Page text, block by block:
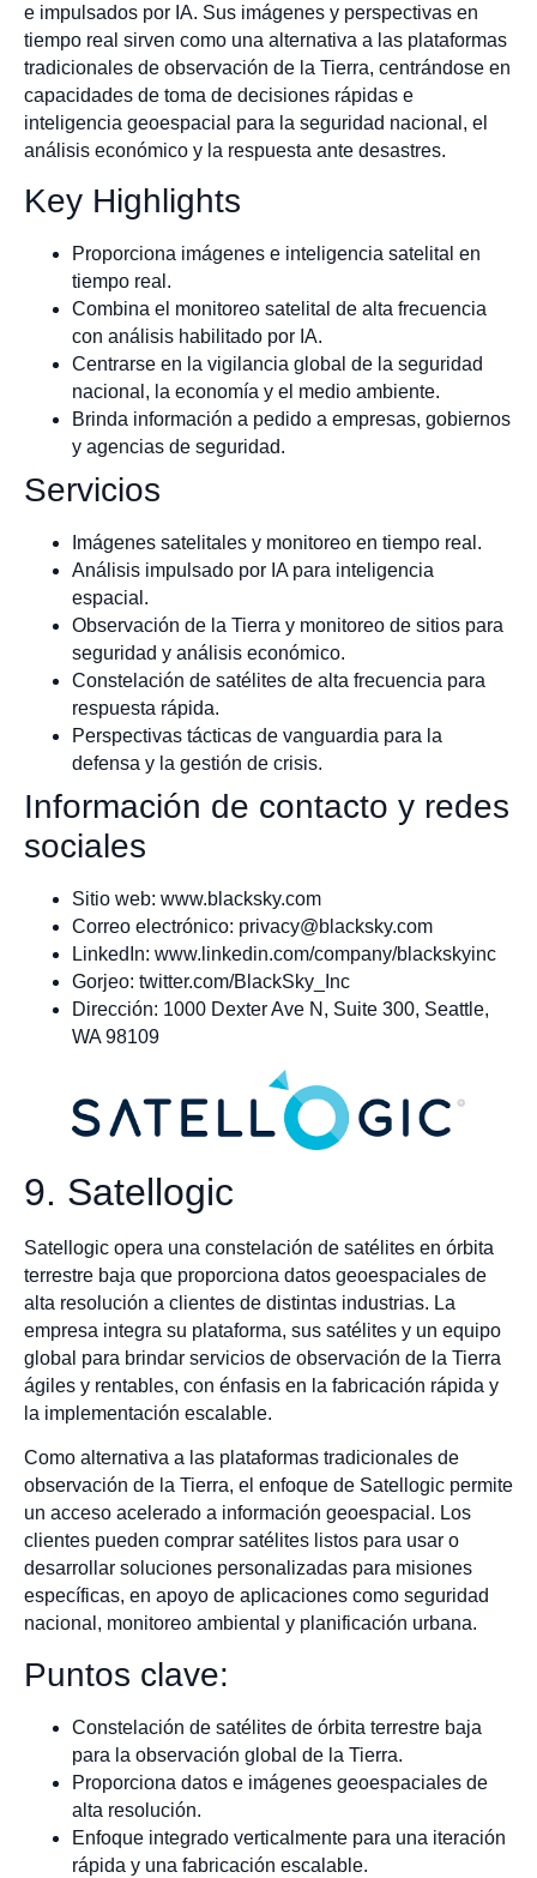
e impulsados por IA. Sus imágenes y perspectivas en
tiempo real sirven como una alternativa a las plataformas
tradicionales de observación de la Tierra, centrándose en
capacidades de toma de decisiones rápidas e
inteligencia geoespacial para la seguridad nacional, el
análisis económico y la respuesta ante desastres.
Key Highlights
Proporciona imágenes e inteligencia satelital en
tiempo real.
Combina el monitoreo satelital de alta frecuencia
con análisis habilitado por IA.
Centrarse en la vigilancia global de la seguridad
nacional, la economía y el medio ambiente.
Brinda información a pedido a empresas, gobiernos
y agencias de seguridad.
Servicios
Imágenes satelitales y monitoreo en tiempo real.
Análisis impulsado por IA para inteligencia
espacial.
Observación de la Tierra y monitoreo de sitios para
seguridad y análisis económico.
Constelación de satélites de alta frecuencia para
respuesta rápida.
Perspectivas tácticas de vanguardia para la
defensa y la gestión de crisis.
Información de contacto y redes
sociales
Sitio web: www.blacksky.com
Correo electrónico: privacy@blacksky.com
LinkedIn: www.linkedin.com/company/blackskyinc
Gorjeo: twitter.com/BlackSky_Inc
Dirección: 1000 Dexter Ave N, Suite 300, Seattle,
WA 98109
9. Satellogic
Satellogic opera una constelación de satélites en órbita
terrestre baja que proporciona datos geoespaciales de
alta resolución a clientes de distintas industrias. La
empresa integra su plataforma, sus satélites y un equipo
global para brindar servicios de observación de la Tierra
ágiles y rentables, con énfasis en la fabricación rápida y
la implementación escalable.
Como alternativa a las plataformas tradicionales de
observación de la Tierra, el enfoque de Satellogic permite
un acceso acelerado a información geoespacial. Los
clientes pueden comprar satélites listos para usar o
desarrollar soluciones personalizadas para misiones
específicas, en apoyo de aplicaciones como seguridad
nacional, monitoreo ambiental y planificación urbana.
Puntos clave:
Constelación de satélites de órbita terrestre baja
para la observación global de la Tierra.
Proporciona datos e imágenes geoespaciales de
alta resolución.
Enfoque integrado verticalmente para una iteración
rápida y una fabricación escalable.